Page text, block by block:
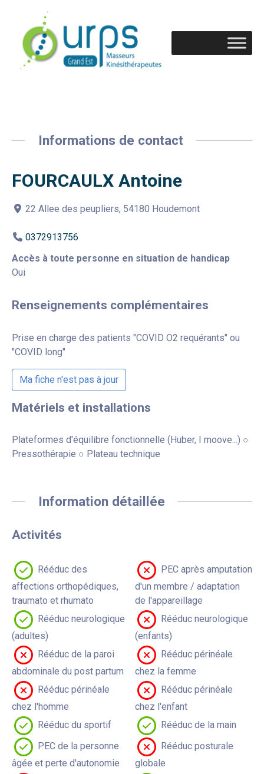
Informations de contact
FOURCAULX Antoine
22 Allee des peupliers, 54180 Houdemont
0372913756
Accès à toute personne en situation de handicap
Oui
Renseignements complémentaires
Prise en charge des patients "COVID O2 requérants" ou
"COVID long"
Ma fiche n'est pas à jour
Matériels et installations
Plateformes d'équilibre fonctionnelle (Huber, I moove...) ○
Pressothérapie ○ Plateau technique
Information détaillée
Activités
Rééduc des
affections orthopédiques,
traumato et rhumato
PEC après amputation
d'un membre / adaptation
de l'appareillage
Rééduc neurologique
(adultes)
Rééduc neurologique
(enfants)
Rééduc de la paroi
abdominale du post partum
Rééduc périnéale
chez la femme
Rééduc périnéale
chez l'homme
Rééduc périnéale
chez l'enfant
Rééduc du sportif
Rééduc de la main
PEC de la personne
âgée et perte d'autonomie
Rééduc posturale
globale